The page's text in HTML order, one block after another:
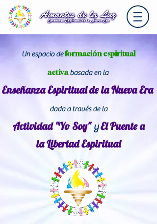
Un espacio deformación espiritual
activabasada en la
Enseñanza Espiritual de la Nueva Era
dada a través de la
Actividad "Yo Soy"yEl Puente a
laLibertad Espiritual